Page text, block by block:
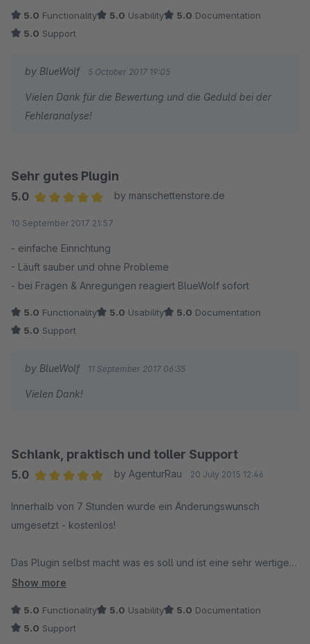
5.0 Functionality 5.0 Usability 5.0 Documentation
5.0 Support
by BlueWolf 5 October 2017 19:05
Vielen Dank für die Bewertung und die Geduld bei der
Fehleranalyse!
Sehr gutes Plugin
5.0
by manschettenstore.de
10 September 2017 21:57
- einfache Einrichtung
- Läuft sauber und ohne Probleme
- bei Fragen & Anregungen reagiert BlueWolf sofort
5.0 Functionality 5.0 Usability 5.0 Documentation
5.0 Support
by BlueWolf 11 September 2017 06:35
Vielen Dank!
Schlank, praktisch und toller Support
5.0
by AgenturRau 20 July 2015 12:46
Innerhalb von 7 Stunden wurde ein Änderungswunsch
umgesetzt - kostenlos!
Das Plugin selbst macht was es soll und ist eine sehr wertige
Erweiterung.
Show more
5.0 Functionality 5.0 Usability 5.0 Documentation
5.0 Support